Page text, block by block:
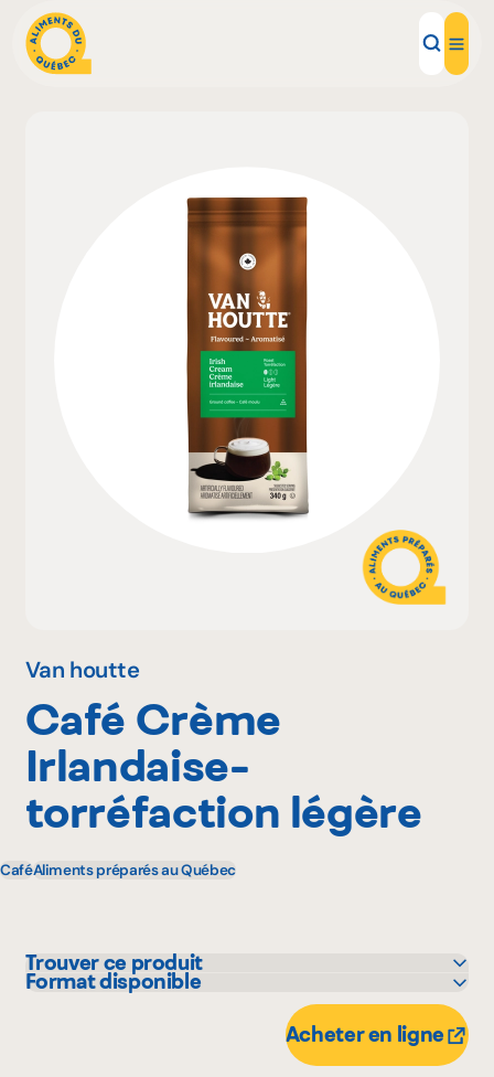
Inspirations d'ici
Restaurants
Institutions
Van houtte
Café Crème
Irlandaise-
torréfaction légère
CaféAliments préparés au Québec
Trouver ce produit
IGA
Format disponible
Acheter en ligne